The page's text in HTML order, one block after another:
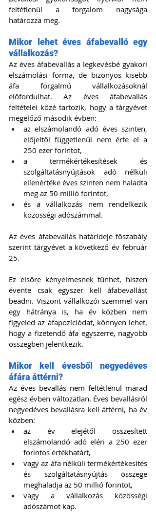
feltétlenül a forgalom nagysága
határozza meg.
Mikor lehet éves áfabevalló egy
vállalkozás?
Az éves áfabevallás a legkevésbé gyakori
elszámolási forma, de bizonyos kisebb
áfa forgalmú vállalkozásoknál
előfordulhat. Az éves áfabevallás
feltételei közé tartozik, hogy a tárgyévet
megelőző második évben:
az elszámolandó adó éves szinten,
előjeltől függetlenül nem érte el a
250 ezer forintot,
a termékértékesítések és
szolgáltatásnyújtások adó nélküli
ellenértéke éves szinten nem haladta
meg az 50 millió forintot,
és a vállalkozás nem rendelkezik
közösségi adószámmal.
Az éves áfabevallás határideje főszabály
szerint tárgyévet a következő év február
25.
Ez elsőre kényelmesnek tűnhet, hiszen
évente csak egyszer kell áfabevallást
beadni. Viszont vállalkozói szemmel van
egy hátránya is, ha év közben nem
figyeled az áfapozíciódat, könnyen lehet,
hogy a fizetendő áfa egyszerre, nagyobb
összegben jelentkezik.
Mikor kell évesből negyedéves
áfára áttérni?
Az éves bevallás nem feltétlenül marad
egész évben változatlan. Éves bevallásról
negyedéves bevallásra kell áttérni, ha év
közben:
az év elejétől összesített
elszámolandó adó eléri a 250 ezer
forintos értékhatárt,
vagy az áfa nélküli termékértékesítés
és szolgáltatásnyújtás összege
meghaladja az 50 millió forintot,
vagy a vállalkozás közösségi
adószámot kap.